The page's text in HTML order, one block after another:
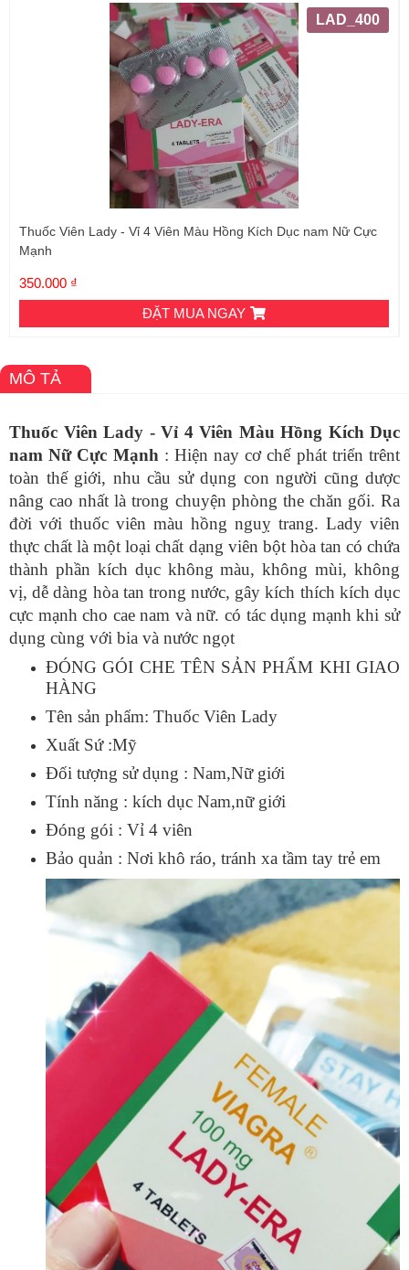
Thuốc Viên Lady - Vỉ 4 Viên Màu Hồng Kích Dục nam Nữ Cực
Mạnh
350.000 ₫
ĐẶT MUA NGAY
LAD_400
MÔ TẢ
Thuốc Viên Lady - Vỉ 4 Viên Màu Hồng Kích Dục
nam Nữ Cực Mạnh : Hiện nay cơ chế phát triển trênt
toàn thế giới, nhu cầu sử dụng con người cũng dược
nâng cao nhất là trong chuyện phòng the chăn gối. Ra
đời với thuốc viên màu hồng nguỵ trang. Lady viên
thực chất là một loại chất dạng viên bột hòa tan có chứa
thành phần kích dục không màu, không mùi, không
vị, dễ dàng hòa tan trong nước, gây kích thích kích dục
cực mạnh cho cae nam và nữ. có tác dụng mạnh khi sử
dụng cùng với bia và nước ngọt
ĐÓNG GÓI CHE TÊN SẢN PHẨM KHI GIAO
HÀNG
Tên sản phẩm: Thuốc Viên Lady
Xuất Sứ :Mỹ
Đối tượng sử dụng : Nam,Nữ giới
Tính năng : kích dục Nam,nữ giới
Đóng gói : Vỉ 4 viên
Bảo quản : Nơi khô ráo, tránh xa tầm tay trẻ em